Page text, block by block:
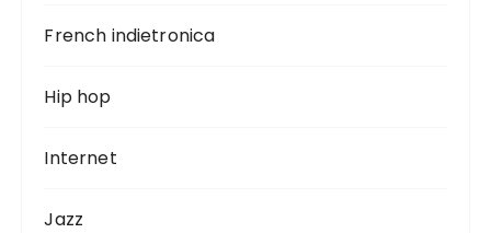
French indietronica
Hip hop
Internet
Jazz